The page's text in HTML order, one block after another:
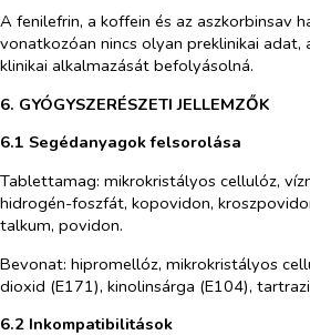
A fenilefrin, a koffein és az aszkorbinsav
vonatkozóan nincs olyan preklinikai adat,
klinikai alkalmazását befolyásolná.
6. GYÓGYSZERÉSZETI JELLEMZŐK
6.1 Segédanyagok felsorolása
Tablettamag: mikrokristályos cellulóz,
hidrogén-foszfát, kopovidon,
talkum, povidon.
Bevonat: hipromellóz, mikrokristályos
dioxid (E171), kinolinsárga (E104),
6.2 Inkompatibilitások